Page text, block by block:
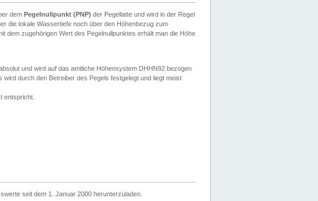
dem Pegelnullpunkt (PNP) der Pegellatte und wird in der Regel
die lokale Wassertiefe noch über den Höhenbezug zum
dem zugehörigen Wert des Pegelnullpunktes erhält man die Höhe
und wird auf das amtliche Höhensystem DHHN92 bezogen
durch den Betreiber des Pegels festgelegt und liegt meist
entspricht.
seit dem 1. Januar 2000 herunterzuladen.